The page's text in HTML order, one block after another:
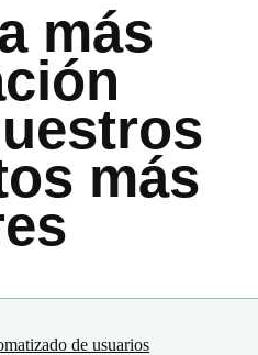
más
más
de usuarios